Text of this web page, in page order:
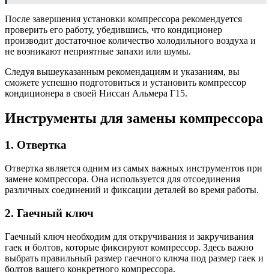
После завершения установки компрессора рекомендуется
проверить его работу, убедившись, что кондиционер
производит достаточное количество холодильного воздуха и
не возникают неприятные запахи или шумы.
Следуя вышеуказанным рекомендациям и указаниям, вы
сможете успешно подготовиться и установить компрессор
кондиционера в своей Ниссан Альмера Г15.
Инструменты для замены компрессора
1. Отвертка
Отвертка является одним из самых важных инструментов при
замене компрессора. Она используется для отсоединения
различных соединений и фиксации деталей во время работы.
2. Гаечный ключ
Гаечный ключ необходим для откручивания и закручивания
гаек и болтов, которые фиксируют компрессор. Здесь важно
выбрать правильный размер гаечного ключа под размер гаек и
болтов вашего конкретного компрессора.